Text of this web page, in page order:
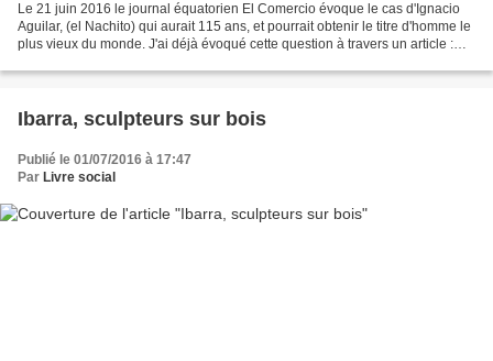
Le 21 juin 2016 le journal équatorien El Comercio évoque le cas d'Ignacio
Aguilar, (el Nachito) qui aurait 115 ans, et pourrait obtenir le titre d'homme le
plus vieux du monde. J'ai déjà évoqué cette question à travers un article :
Ibarra, sculpteurs sur bois
Publié le 01/07/2016 à 17:47
Par Livre social